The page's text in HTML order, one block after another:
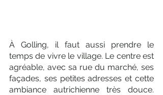
À Golling, il faut aussi prendre le
temps de vivre le village. Le centre est
agréable, avec sa rue du marché, ses
façades, ses petites adresses et cette
ambiance autrichienne très douce.